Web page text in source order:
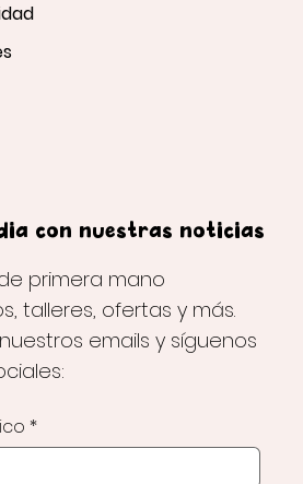
con nuestras noticias
primera mano
talleres, ofertas y más.
emails y síguenos
*